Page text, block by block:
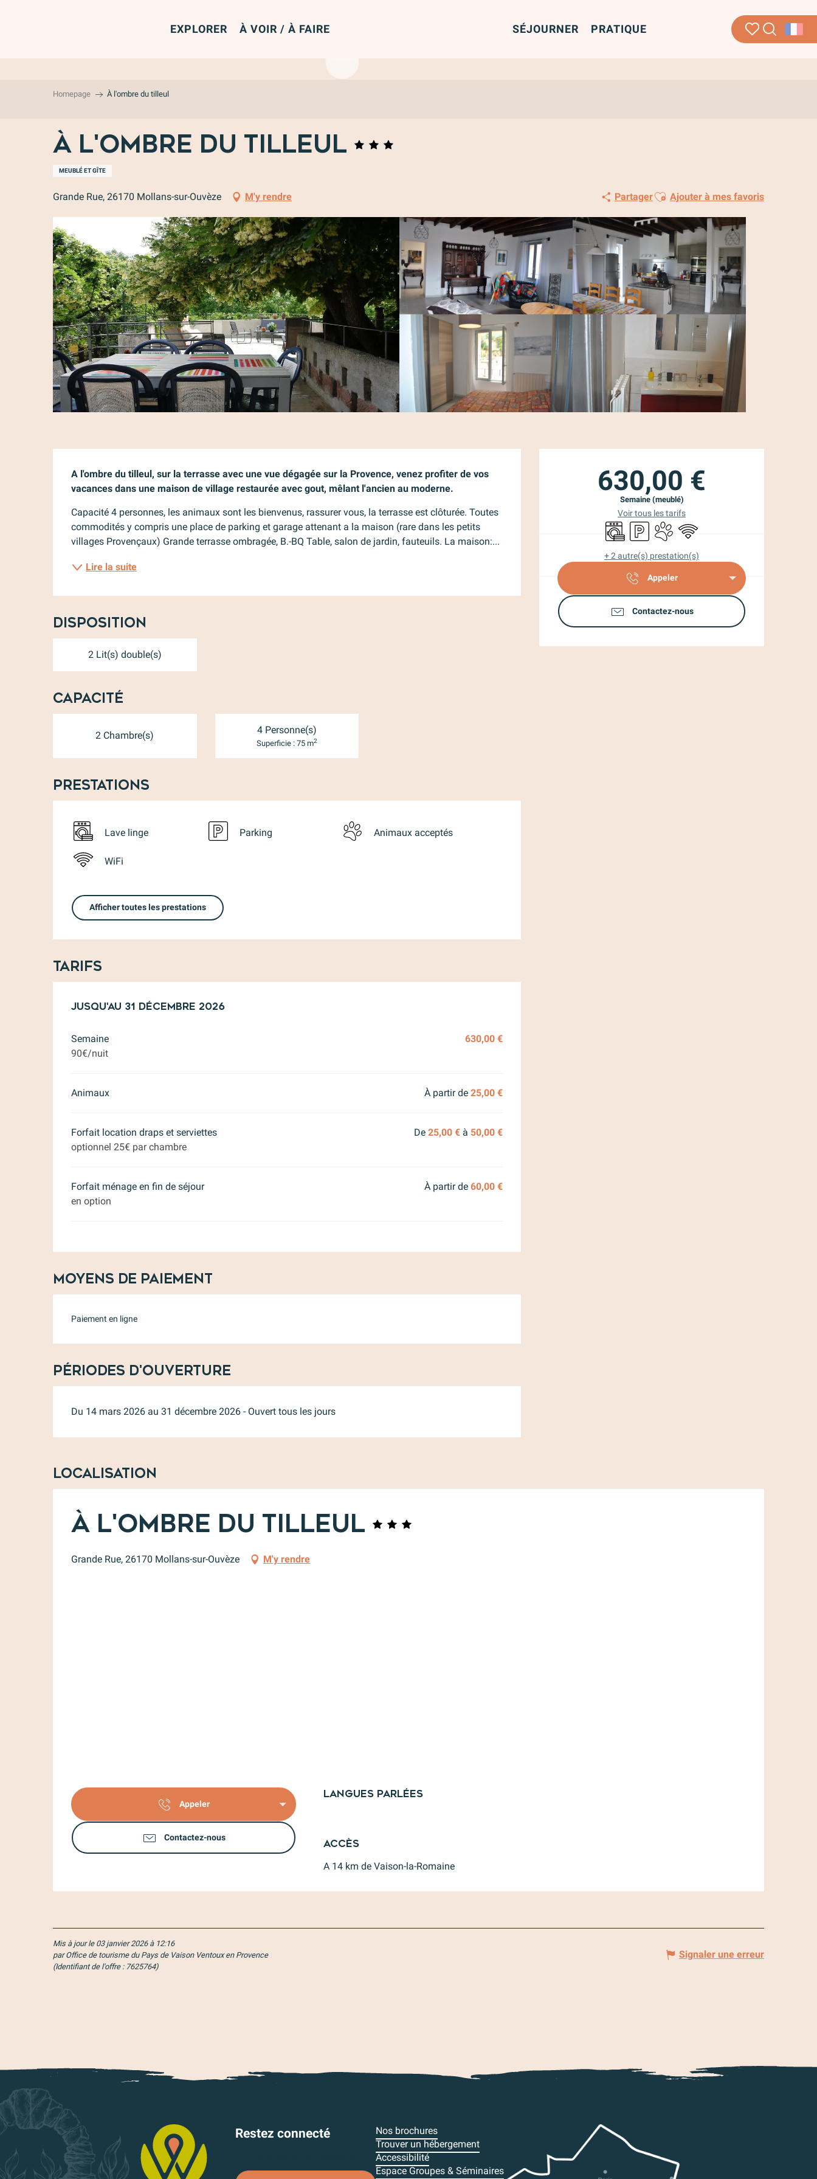
Recherche
EXPLORER À VOIR / À FAIRE SÉJOURNER PRATIQUE
Homepage À l'ombre du tilleul
À l'ombre du tilleul
MEUBLÉ ET GÎTE
Grande Rue, 26170 Mollans-sur-Ouvèze M'y rendre PartagerAjouter aux favoris
Ajouter à mes favoris
Ouverture et
630,00 €
Semaine (meublé)
Voir tous les tarifs
Lave linge
ParkingAnimaux acceptés
WiFi
+ 2 autre(s) prestation(s)
Appeler
Contactez-nous
Description
A l'ombre du tilleul, sur la terrasse avec une vue dégagée sur la Provence, venez profiter de vos
vacances dans une maison de village restaurée avec gout, mêlant l'ancien au moderne.
Capacité 4 personnes, les animaux sont les bienvenus, rassurer vous, la terrasse est clôturée. Toutes
commodités y compris une place de parking et garage attenant a la maison (rare dans les petits
villages Provençaux) Grande terrasse ombragée, B.-BQ Table, salon de jardin, fauteuils. La maison:...
Lire la suite
Disposition
2 Lit(s) double(s)
Capacité
2 Chambre(s) 4 Personne(s)
Superficie : 75 m2
Prestations
Lave linge Parking Animaux acceptés
WiFi
Afficher toutes les prestations
Tarifs
Du14 mars 2026au31 décembre 2026
Jusqu'au 31 décembre 2026
Semaine
90€/nuit
630,00 €
Animaux À partir de25,00 €
Forfait location draps et serviettes
optionnel 25€ par chambre
De25,00 € à 50,00 €
Forfait ménage en fin de séjour
en option
À partir de60,00 €
Moyens de paiement
Paiement en ligne
Périodes d'ouverture
Du 14 mars 2026 au 31 décembre 2026 - Ouvert tous les jours
Localisation
À l'ombre du tilleul
Grande Rue, 26170 Mollans-sur-Ouvèze M'y rendre
Appeler
Contactez-nous
Langues parlées
Langues parlées
Accès
Accès
A 14 km de Vaison-la-Romaine
Mis à jour le 03 janvier 2026 à 12:16
par Office de tourisme du Pays de Vaison Ventoux en Provence
(Identifiant de l'offre : 7625764)
Signaler une erreur
Restez connecté
Nos brochures
Trouver un hébergement
Accessibilité
Espace Groupes & Séminaires